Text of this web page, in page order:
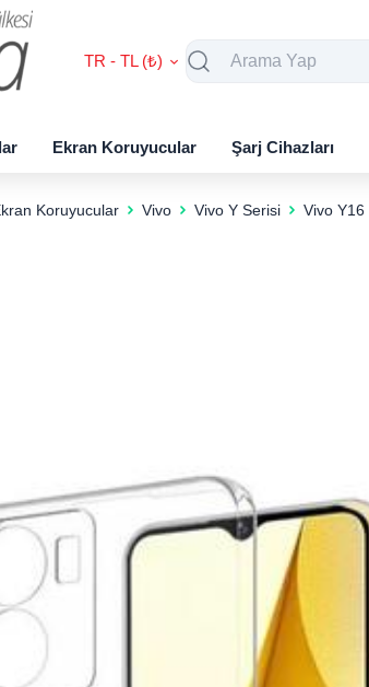
TR - TL (₺)
Ekran Koruyucular Şarj Cihazları
Koruyucular Vivo Vivo Y Serisi Vivo Y16